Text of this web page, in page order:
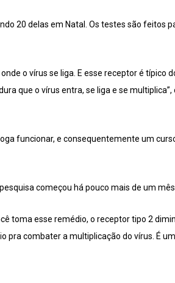
20 delas em Natal. Os testes são feitos
o vírus se liga. E esse receptor é típico
que o vírus entra, se liga e se multiplica”,
funcionar, e consequentemente um
começou há pouco mais de um mês
toma esse remédio, o receptor tipo 2
pra combater a multiplicação do vírus. É